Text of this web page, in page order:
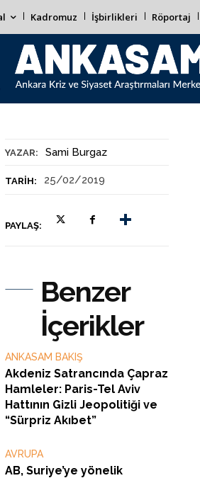
Kadromuz İşbirlikleri Röportaj
YAZAR: Sami Burgaz
TARIH: 25/02/2019
PAYLAŞ:
Benzer
İçerikler
ANKASAM BAKIŞ
Akdeniz Satrancında Çapraz
Hamleler: Paris-Tel Aviv
Hattının Gizli Jeopolitiği ve
“Sürpriz Akıbet”
AVRUPA
AB, Suriye’ye yönelik